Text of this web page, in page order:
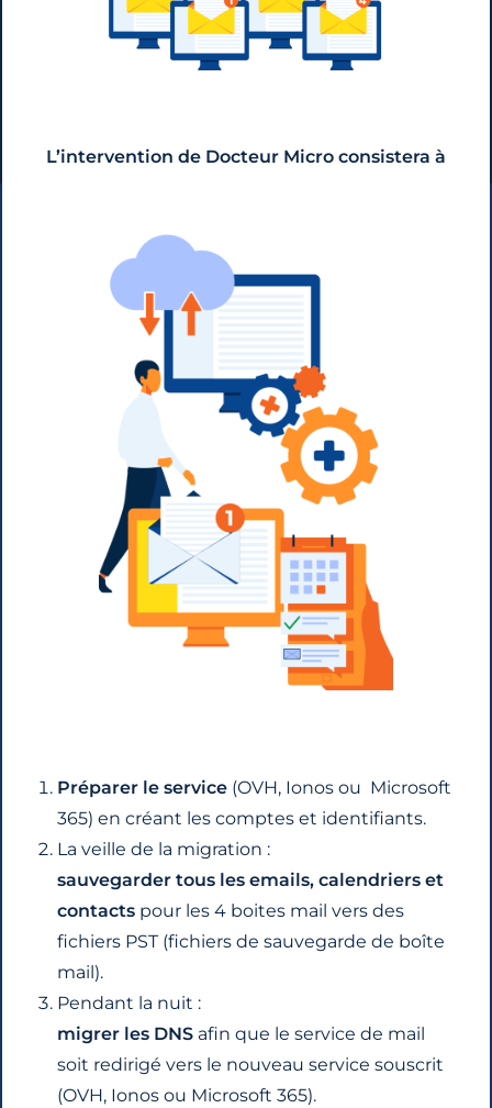
L’intervention de Docteur Micro consistera à
Préparer le service (OVH, Ionos ou Microsoft
365) en créant les comptes et identifiants.
La veille de la migration :
sauvegarder tous les emails, calendriers et
contacts pour les 4 boites mail vers des
fichiers PST (fichiers de sauvegarde de boîte
mail).
Pendant la nuit :
migrer les DNS afin que le service de mail
soit redirigé vers le nouveau service souscrit
(OVH, Ionos ou Microsoft 365).